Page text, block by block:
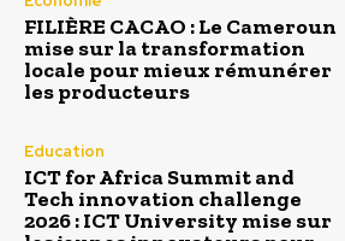
FILIÈRE CACAO : Le Cameroun
mise sur la transformation
locale pour mieux rémunérer
les producteurs
Education
ICT for Africa Summit and
Tech innovation challenge
2026 : ICT University mise sur